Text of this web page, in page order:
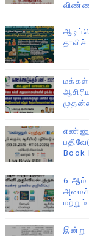
மக்கள்
Book
6-ஆம்
இன்று